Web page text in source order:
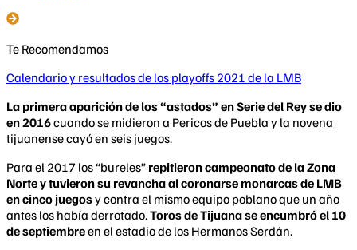
Te Recomendamos
Calendario y resultados de los playoffs 2021 de la LMB
La primera aparición de los “astados” en Serie del Rey se dio
en 2016cuando se midieron a Pericos de Puebla y la novena
tijuanense cayó en seis juegos.
Para el 2017 los “bureles” repitieron campeonato de la Zona
Norte y tuvieron su revancha al coronarse monarcas de LMB
en cinco juegosy contra el mismo equipo poblano que un año
antes los había derrotado.Toros de Tijuana se encumbró el 10
de septiembreen el estadio de los Hermanos Serdán.